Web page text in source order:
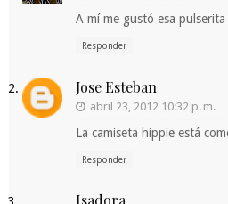
A mí me gustó esa
Responder
Jose Esteban
abril 23, 2012 10:32 p. m.
La camiseta hippie está
Responder
Isadora